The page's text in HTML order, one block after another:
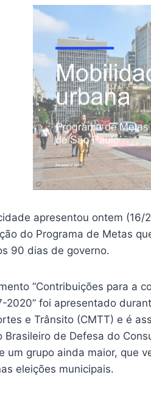
apresentou ontem
do Programa de Metas
90 dias de governo.
“Contribuições para a
2020” foi apresentado
e Trânsito (CMTT) e é
Brasileiro de Defesa do
um grupo ainda maior, que
eleições municipais.